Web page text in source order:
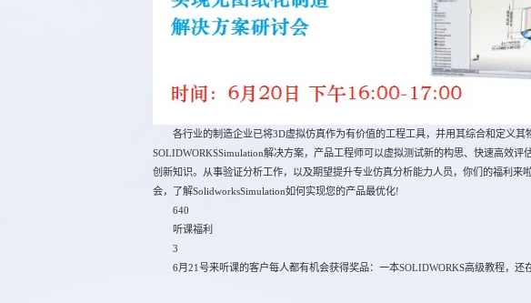
各行业的制造企业已将3D虚拟仿真作为有价值的工程工具，并用其综合和定义其
SOLIDWORKSSimulation解决方案，产品工程师可以虚拟测试新的构思、快速高效评
创新知识。从事验证分析工作，以及期望提升专业仿真分析能力人员，你们的福利来
会，了解SolidworksSimulation如何实现您的产品最优化!
640
听课福利
3
6月21号来听课的客户每人都有机会获得奖品：一本SOLIDWORKS高级教程，还